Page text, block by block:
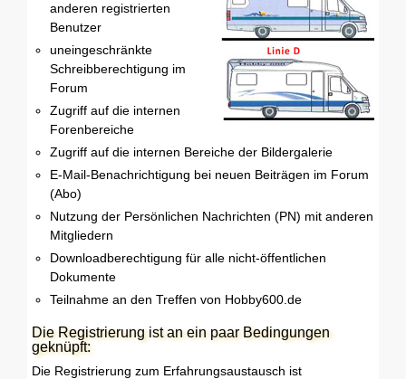
anderen registrierten
Benutzer
uneingeschränkte
Schreibberechtigung im
Forum
Zugriff auf die internen
Forenbereiche
Zugriff auf die internen Bereiche der Bildergalerie
E-Mail-Benachrichtigung bei neuen Beiträgen im Forum
(Abo)
Nutzung der Persönlichen Nachrichten (PN) mit anderen
Mitgliedern
Downloadberechtigung für alle nicht-öffentlichen
Dokumente
Teilnahme an den Treffen von Hobby600.de
Die Registrierung ist an ein paar Bedingungen
geknüpft:
Die Registrierung zum Erfahrungsaustausch ist